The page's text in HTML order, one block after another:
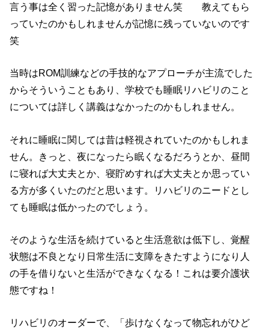
言う事は全く習った記憶がありません笑 教えてもら
っていたのかもしれませんが記憶に残っていないのです
笑
当時はROM訓練などの手技的なアプローチが主流でした
からそういうこともあり、学校でも睡眠リハビリのこと
については詳しく講義はなかったのかもしれません。
それに睡眠に関しては昔は軽視されていたのかもしれま
せん。きっと、夜になったら眠くなるだろうとか、昼間
に寝れば大丈夫とか、寝貯めすれば大丈夫とか思ってい
る方が多くいたのだと思います。リハビリのニードとし
ても睡眠は低かったのでしょう。
そのような生活を続けていると生活意欲は低下し、覚醒
状態は不良となり日常生活に支障をきたすようになり人
の手を借りないと生活ができなくなる！これは要介護状
態ですね！
リハビリのオーダーで、「歩けなくなって物忘れがひど